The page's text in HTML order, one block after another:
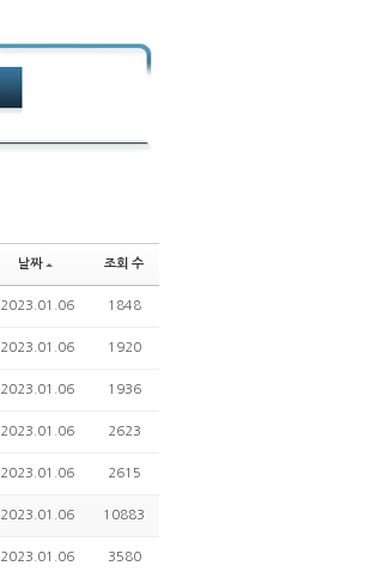
날짜 조회 수
2023.01.06 1848
2023.01.06 1920
2023.01.06 1936
2023.01.06 2623
2023.01.06 2615
2023.01.06 10883
2023.01.06 3580